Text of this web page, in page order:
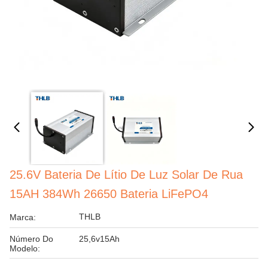
25.6V Bateria De Lítio De Luz Solar De Rua
15AH 384Wh 26650 Bateria LiFePO4
Marca: THLB
Número Do
Modelo:
25,6v15Ah